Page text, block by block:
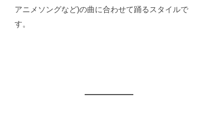
アニメソングなど)の曲に合わせて踊るスタイルで
す。